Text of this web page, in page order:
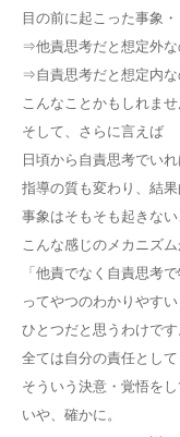
目の前に起こった事象
⇒他責思考だと想定外
⇒自責思考だと想定内
こんなことかもしれませ
そして、さらに言えば
日頃から自責思考でい
指導の質も変わり、結
事象はそもそも起きない
こんな感じのメカニズム
「他責でなく自責思考
ってやつのわかりやす
ひとつだと思うわけです
全ては自分の責任として
そういう決意・覚悟をし
いや、確かに。